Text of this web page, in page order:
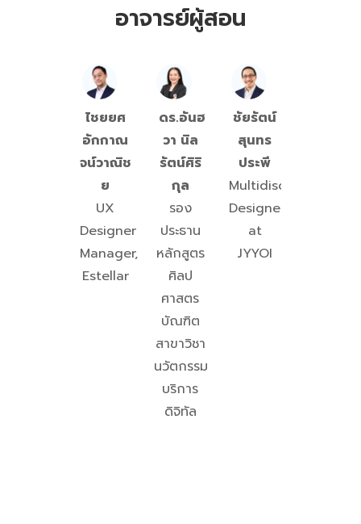
อาจารย์ผู้สอน
ไชยยศ
อักกาณ
จน์วาณิช
ย
UX
Designer
Manager,
Estellar
ดร.อันฮ
วา นิล
รัตน์ศิริ
กุล
รอง
ประธาน
หลักสูตร
ศิลป
ศาสตร
บัณฑิต
สาขาวิชา
นวัตกรรม
บริการ
ดิจิทัล
ชัยรัตน์
สุนทร
ประพี
Multidisciplinary
Designer
at
JYYOI